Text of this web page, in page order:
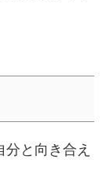
分と向き合え